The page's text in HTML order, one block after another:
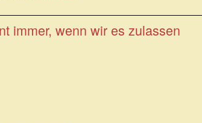
immer, wenn wir es zulassen